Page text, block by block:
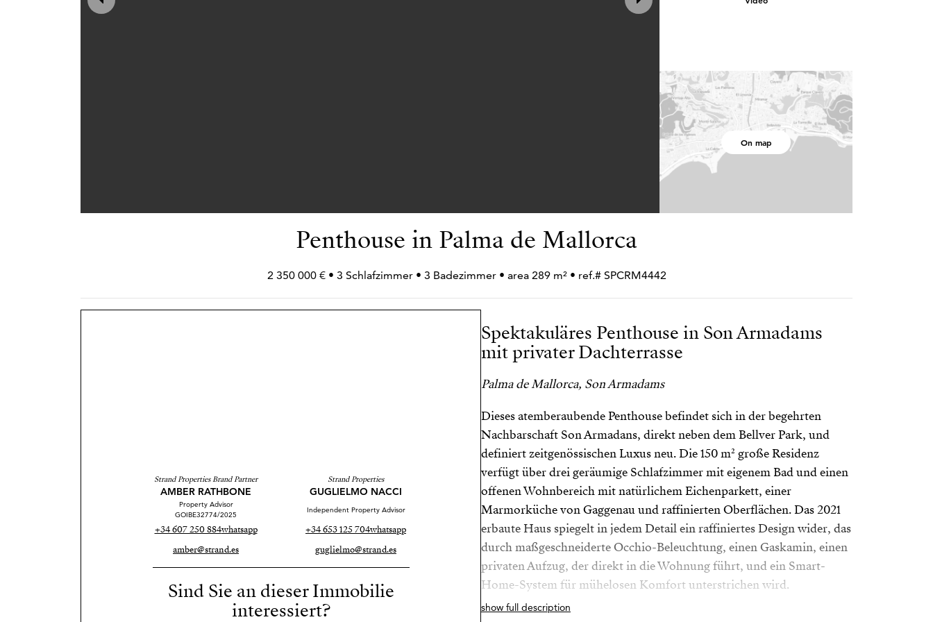
On map
Penthouse in Palma de Mallorca
2 350 000 € • 3 Schlafzimmer • 3 Badezimmer • area 289 m² • ref.# SPCRM4442
Strand Properties Brand Partner
AMBER RATHBONE
Property Advisor
GOIBE32774/2025
+34 607 250 884whatsapp
amber@strand.es
Strand Properties
GUGLIELMO NACCI
Independent Property Advisor
+34 653 125 704whatsapp
guglielmo@strand.es
Sind Sie an dieser Immobilie
interessiert?
Spektakuläres Penthouse in Son Armadams
mit privater Dachterrasse
Palma de Mallorca, Son Armadams
Dieses atemberaubende Penthouse befindet sich in der begehrten
Nachbarschaft Son Armadans, direkt neben dem Bellver Park, und
definiert zeitgenössischen Luxus neu. Die 150 m² große Residenz
verfügt über drei geräumige Schlafzimmer mit eigenem Bad und einen
offenen Wohnbereich mit natürlichem Eichenparkett, einer
Marmorküche von Gaggenau und raffinierten Oberflächen. Das 2021
erbaute Haus spiegelt in jedem Detail ein raffiniertes Design wider, das
durch maßgeschneiderte Occhio-Beleuchtung, einen Gaskamin, einen
privaten Aufzug, der direkt in die Wohnung führt, und ein Smart-
Home-System für mühelosen Komfort unterstrichen wird.
Die 120 m² große private Dachterrasse mit einem 23 m² großen
show full description